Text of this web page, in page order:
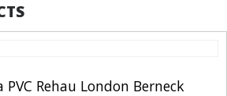
Rehau London Berneck